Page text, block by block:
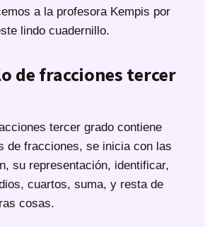
a la profesora Kempis por
lindo cuadernillo.
de fracciones tercer
tercer grado contiene
de fracciones, se inicia con las
su representación, identificar,
cuartos, suma, y resta de
cosas.